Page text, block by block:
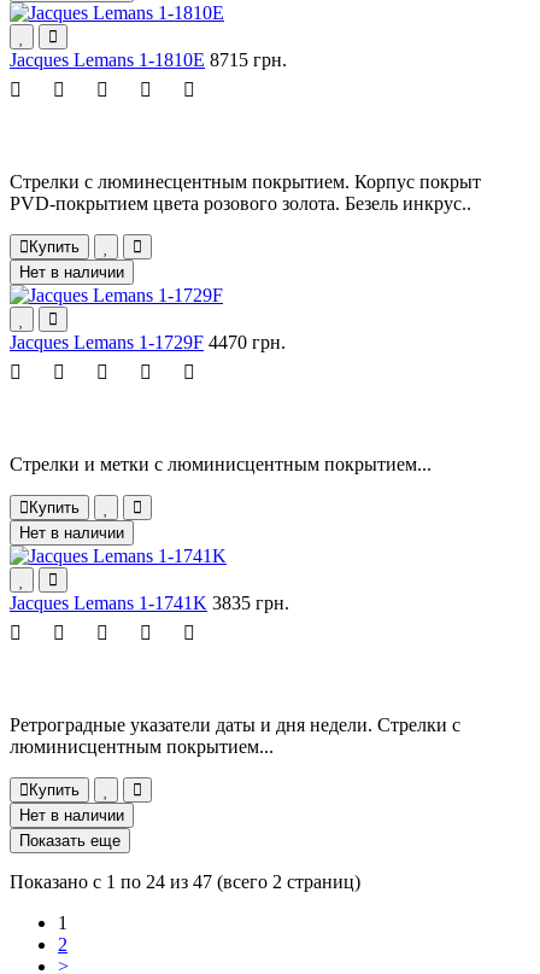
Jacques Lemans 1-1810E 8715 грн.
Стрелки с люминесцентным покрытием. Корпус покрыт
PVD-покрытием цвета розового золота. Безель инкрус..
Купить
Нет в наличии
Jacques Lemans 1-1729F 4470 грн.
Стрелки и метки с люминисцентным покрытием...
Купить
Нет в наличии
Jacques Lemans 1-1741K 3835 грн.
Ретроградные указатели даты и дня недели. Стрелки с
люминисцентным покрытием...
Купить
Нет в наличии
Показать еще
Показано с 1 по 24 из 47 (всего 2 страниц)
1
2
>